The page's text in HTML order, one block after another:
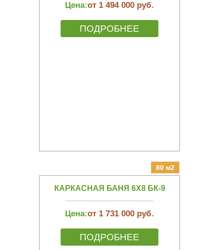
Цена:от 1 494 000 руб.
ПОДРОБНЕЕ
80 м2
КАРКАСНАЯ БАНЯ 6Х8 БК-9
Цена:от 1 731 000 руб.
ПОДРОБНЕЕ